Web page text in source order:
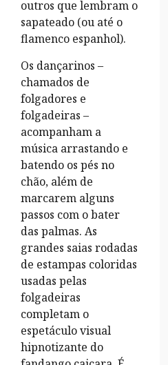
outros que lembram o
sapateado (ou até o
flamenco espanhol).
Os dançarinos –
chamados de
folgadores e
folgadeiras –
acompanham a
música arrastando e
batendo os pés no
chão, além de
marcarem alguns
passos com o bater
das palmas. As
grandes saias rodadas
de estampas coloridas
usadas pelas
folgadeiras
completam o
espetáculo visual
hipnotizante do